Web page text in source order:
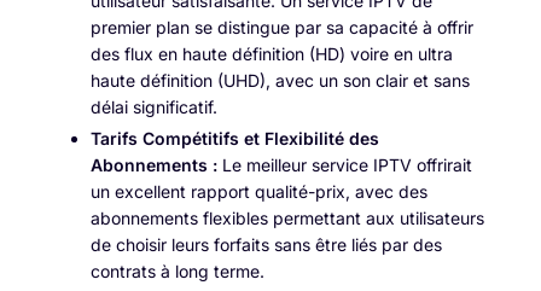
premier plan se distingue par sa capacité à offrir
des flux en haute définition (HD) voire en ultra
haute définition (UHD), avec un son clair et sans
délai significatif.
Tarifs Compétitifs et Flexibilité des
Abonnements : Le meilleur service IPTV offrirait
un excellent rapport qualité-prix, avec des
abonnements flexibles permettant aux utilisateurs
de choisir leurs forfaits sans être liés par des
contrats à long terme.